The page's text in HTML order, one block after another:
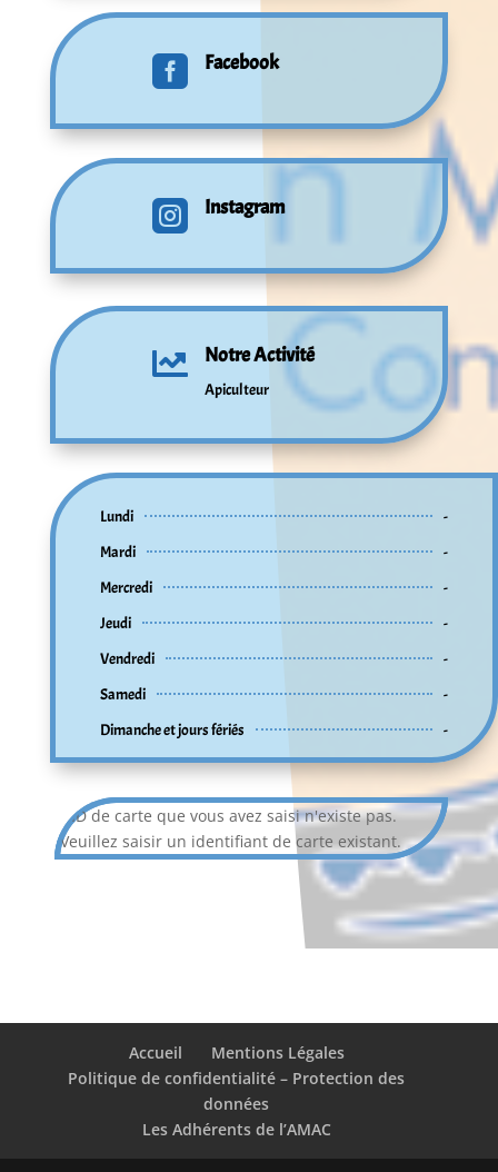
 Facebook
 Instagram
 Notre Activité
Apiculteur
Lundi
-
Mardi
-
Mercredi
-
Jeudi
-
Vendredi
-
Samedi
-
Dimanche et jours fériés
-
L'ID de carte que vous avez saisi n'existe pas.
Veuillez saisir un identifiant de carte existant.
Accueil
Mentions Légales
Politique de confidentialité – Protection des
données
Les Adhérents de l’AMAC